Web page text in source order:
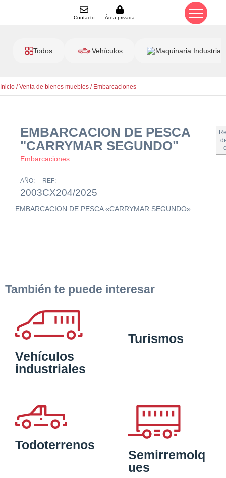
Contacto Área privada
Todos Vehículos Maquinaria Industrial
Inicio /Venta de bienes muebles / Embarcaciones
EMBARCACION DE PESCA
"CARRYMAR SEGUNDO"
Embarcaciones
AÑO:
2003
REF:
CX204/2025
EMBARCACION DE PESCA «CARRYMAR SEGUNDO»
También te puede interesar
Vehículos
industriales
Turismos
Todoterrenos
Semirremolq
ues